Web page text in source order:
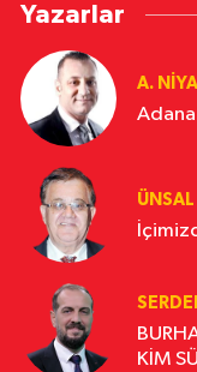
Yazarlar
A.
KİM